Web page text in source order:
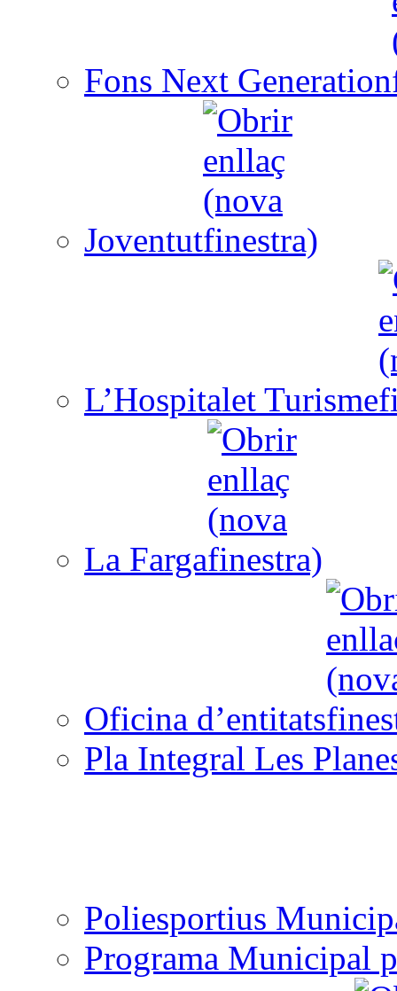
Fons Next Generation
Joventut
L’Hospitalet Turisme
La Farga
Oficina d’entitats
Pla Integral Les
Poliesportius
Programa Municipal